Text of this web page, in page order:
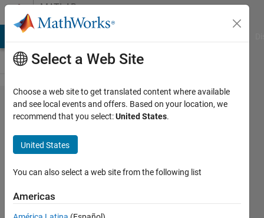
Skip to contentMATLAB
Answers
音声フ
ァイル
に1/f​ゆ
らぎ
（-3db/o​
ctローパ
ス)フィ
Select a Web Site
Choose a web site to get translated content where available
and see local events and offers. Based on your location, we
recommend that you select:United States.
United States
You can also select a web site from the following list
Americas